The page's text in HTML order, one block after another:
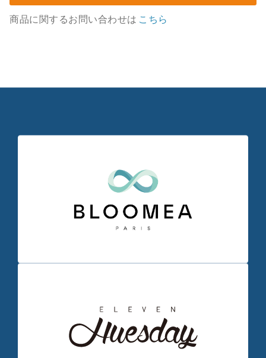
商品に関するお問い合わせは こちら